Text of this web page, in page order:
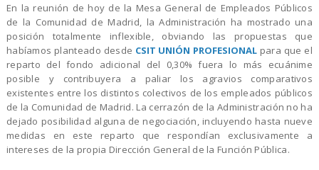
En la reunión de hoy de la Mesa General de Empleados Públicos
de la Comunidad de Madrid, la Administración ha mostrado una
posición totalmente inflexible, obviando las propuestas que
habíamos planteado desde CSIT UNIÓN PROFESIONALpara que el
reparto del fondo adicional del 0,30% fuera lo más ecuánime
posible y contribuyera a paliar los agravios comparativos
existentes entre los distintos colectivos de los empleados públicos
de la Comunidad de Madrid. La cerrazón de la Administración no ha
dejado posibilidad alguna de negociación, incluyendo hasta nueve
medidas en este reparto que respondían exclusivamente a
intereses de la propia Dirección General de la Función Pública.